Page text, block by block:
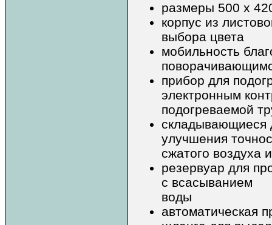
размеры 500 х
корпус из
выбора цвета
мобильность
прибор для
электронным
подогреваемой
складывающиеся
улучшения
сжатого воздуха
резервуар для
с всасыванием
воды
автоматическая